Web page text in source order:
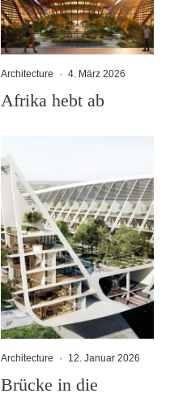
Architecture · 4. März 2026
Afrika hebt ab
Architecture · 12. Januar 2026
Brücke in die